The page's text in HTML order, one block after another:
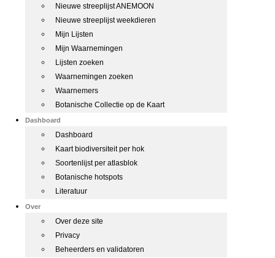
Nieuwe streeplijst ANEMOON
Nieuwe streeplijst weekdieren
Mijn Lijsten
Mijn Waarnemingen
Lijsten zoeken
Waarnemingen zoeken
Waarnemers
Botanische Collectie op de Kaart
Dashboard
Dashboard
Kaart biodiversiteit per hok
Soortenlijst per atlasblok
Botanische hotspots
Literatuur
Over
Over deze site
Privacy
Beheerders en validatoren